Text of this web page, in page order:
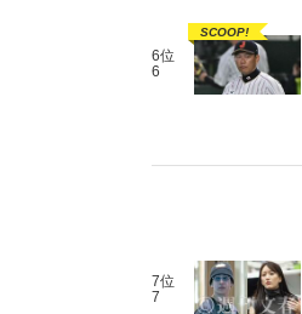
6位
6
SCOOP!
7位
7